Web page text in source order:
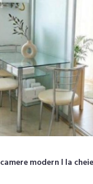
modern l la